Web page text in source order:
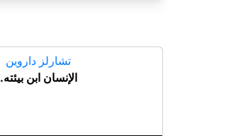
تشارلز داروين
الإنسان ابن بيئته.